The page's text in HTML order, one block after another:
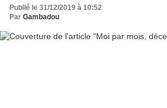
Publié le 31/12/2019 à 10:52
Par Gambadou